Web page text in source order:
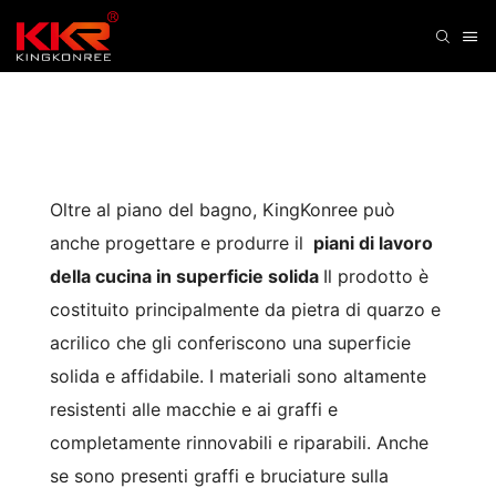
Oltre al piano del bagno, KingKonree può
anche progettare e produrre il piani di lavoro
della cucina in superficie solida Il prodotto è
costituito principalmente da pietra di quarzo e
acrilico che gli conferiscono una superficie
solida e affidabile. I materiali sono altamente
resistenti alle macchie e ai graffi e
completamente rinnovabili e riparabili. Anche
se sono presenti graffi e bruciature sulla